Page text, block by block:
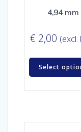
4,94 mm
€ 2,00
Select